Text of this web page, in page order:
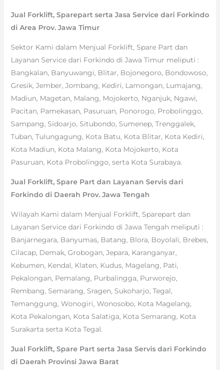
Jual Forklift, Sparepart serta Jasa Service dari Forkindo
di Area Prov. Jawa Timur
Sektor Kami dalam Menjual Forklift, Spare Part dan
Layanan Service dari Forkindo di Jawa Timur meliputi :
Bangkalan, Banyuwangi, Blitar, Bojonegoro, Bondowoso,
Gresik, Jember, Jombang, Kediri, Lamongan, Lumajang,
Madiun, Magetan, Malang, Mojokerto, Nganjuk, Ngawi,
Pacitan, Pamekasan, Pasuruan, Ponorogo, Probolinggo,
Sampang, Sidoarjo, Situbondo, Sumenep, Trenggalek,
Tuban, Tulungagung, Kota Batu, Kota Blitar, Kota Kediri,
Kota Madiun, Kota Malang, Kota Mojokerto, Kota
Pasuruan, Kota Probolinggo, serta Kota Surabaya.
Jual Forklift, Spare Part dan Layanan Servis dari
Forkindo di Daerah Prov. Jawa Tengah
Wilayah Kami dalam Menjual Forklift, Sparepart dan
Layanan Service dari Forkindo di Jawa Tengah meliputi :
Banjarnegara, Banyumas, Batang, Blora, Boyolali, Brebes,
Cilacap, Demak, Grobogan, Jepara, Karanganyar,
Kebumen, Kendal, Klaten, Kudus, Magelang, Pati,
Pekalongan, Pemalang, Purbalingga, Purworejo,
Rembang, Semarang, Sragen, Sukoharjo, Tegal,
Temanggung, Wonogiri, Wonosobo, Kota Magelang,
Kota Pekalongan, Kota Salatiga, Kota Semarang, Kota
Surakarta serta Kota Tegal.
Jual Forklift, Spare Part serta Jasa Servis dari Forkindo
di Daerah Provinsi Jawa Barat